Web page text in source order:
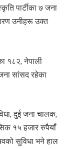
पार्टीका ७ जना
उनीहरू उक्त
१८२, नेपाली
सांसद रहेका
दुई जना चालक,
१५ हजार रुपैयाँ
सुविधा भने हाल